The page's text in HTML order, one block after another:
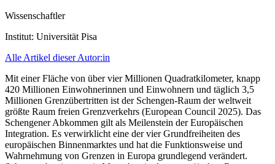
Wissenschaftler
Institut: Universität Pisa
Alle Artikel dieser Autor:in
Mit einer Fläche von über vier Millionen Quadratkilometer, knapp
420 Millionen Einwohnerinnen und Einwohnern und täglich 3,5
Millionen Grenzübertritten ist der Schengen-Raum der weltweit
größte Raum freien Grenzverkehrs (European Council 2025). Das
Schengener Abkommen gilt als Meilenstein der Europäischen
Integration. Es verwirklicht eine der vier Grundfreiheiten des
europäischen Binnenmarktes und hat die Funktionsweise und
Wahrnehmung von Grenzen in Europa grundlegend verändert.